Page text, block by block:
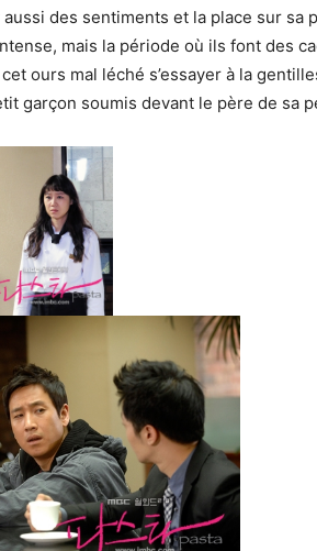
des sentiments et la place sur sa
mais la période où ils font des
cet ours mal léché s’essayer à la
garçon soumis devant le père de sa